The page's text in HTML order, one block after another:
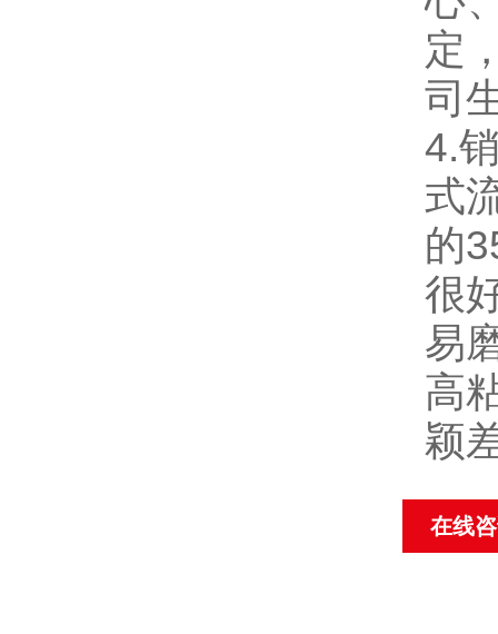
定
司
4.
式
的
很
易
高
颖
在线